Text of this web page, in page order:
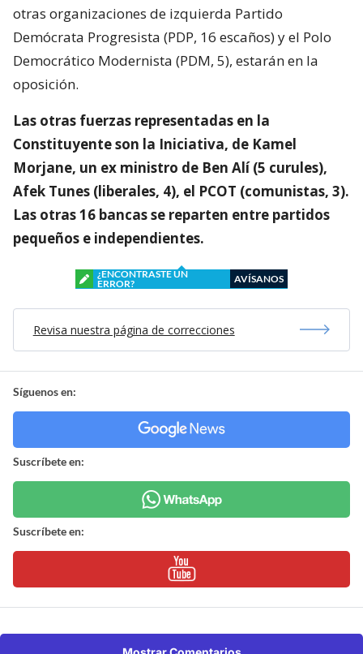
otras organizaciones de izquierda Partido
Demócrata Progresista (PDP, 16 escaños) y el Polo
Democrático Modernista (PDM, 5), estarán en la
oposición.
Las otras fuerzas representadas en la
Constituyente son la Iniciativa, de Kamel
Morjane, un ex ministro de Ben Alí (5 curules),
Afek Tunes (liberales, 4), el PCOT (comunistas, 3).
Las otras 16 bancas se reparten entre partidos
pequeños e independientes.
¿ENCONTRASTE UN
ERROR?
AVÍSANOS
Revisa nuestra página de correcciones
Síguenos en:
Suscríbete en:
Suscríbete en: